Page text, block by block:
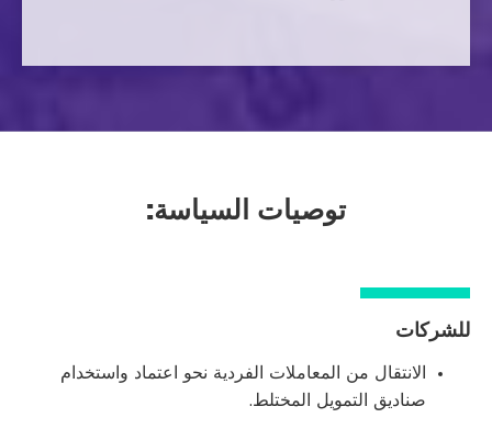
توصيات السياسة:
للشركات
الانتقال من المعاملات الفردية نحو اعتماد واستخدام
صناديق التمويل المختلط.